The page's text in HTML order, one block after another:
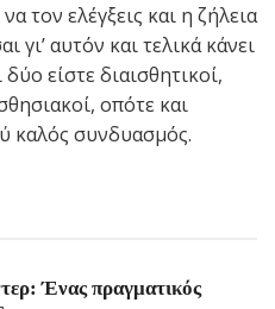
τον ελέγξεις και η ζήλεια
γι’ αυτόν και τελικά κάνει
είστε διαισθητικοί,
οπότε και
καλός συνδυασμός.
Ένας πραγματικός